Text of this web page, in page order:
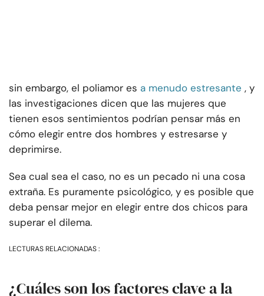
sin embargo, el poliamor es a menudo estresante , y
las investigaciones dicen que las mujeres que
tienen esos sentimientos podrían pensar más en
cómo elegir entre dos hombres y estresarse y
deprimirse.
Sea cual sea el caso, no es un pecado ni una cosa
extraña. Es puramente psicológico, y es posible que
deba pensar mejor en elegir entre dos chicos para
superar el dilema.
LECTURAS RELACIONADAS :
¿Cuáles son los factores clave a la